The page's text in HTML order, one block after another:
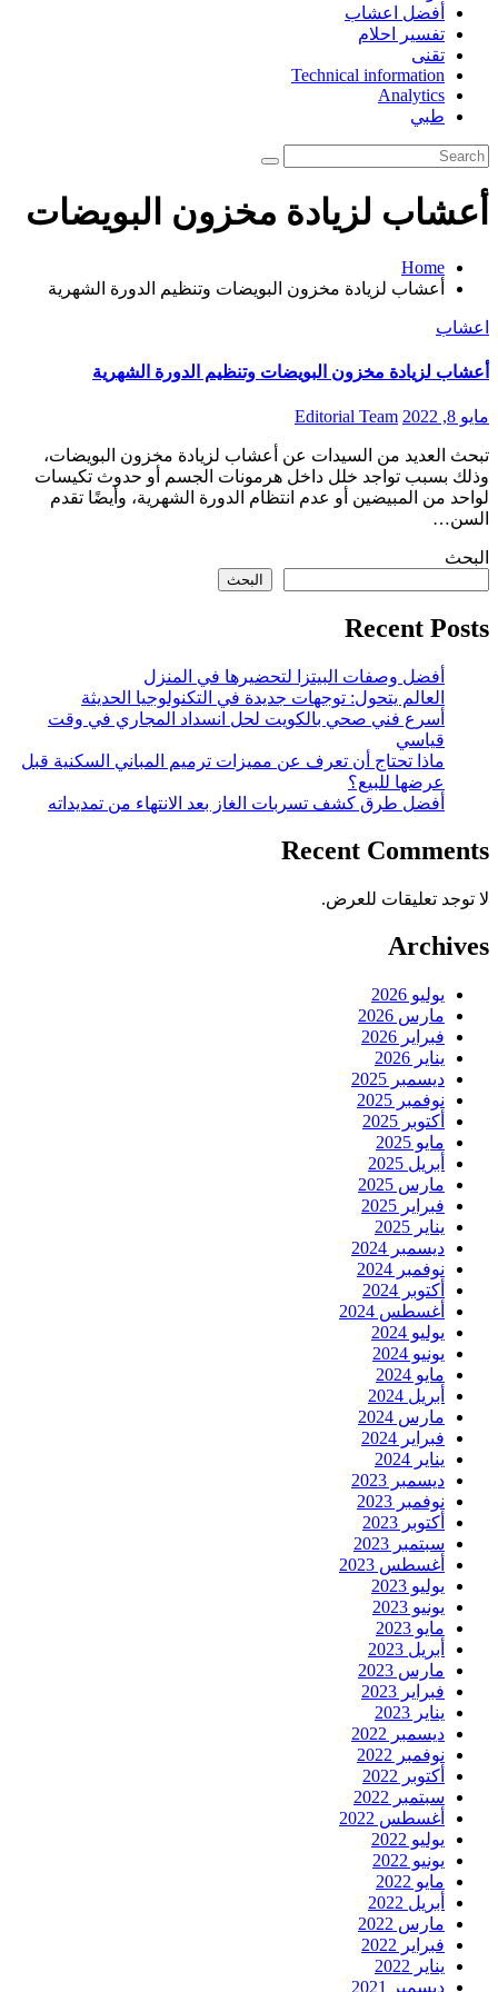
أفضل اعشاب
تفسير احلام
تقنى
Technical information
Analytics
طبي
أعشاب لزيادة مخزون البويضات
Home
أعشاب لزيادة مخزون البويضات وتنظيم الدورة الشهرية
اعشاب
أعشاب لزيادة مخزون البويضات وتنظيم الدورة الشهرية
مايو 8, 2022 Editorial Team
تبحث العديد من السيدات عن أعشاب لزيادة مخزون البويضات،
وذلك بسبب تواجد خلل داخل هرمونات الجسم أو حدوث تكيسات
لواحد من المبيضين أو عدم انتظام الدورة الشهرية، وأيضًا تقدم
السن…
البحث
البحث
Recent Posts
أفضل وصفات البيتزا لتحضيرها في المنزل
العالم يتحول: توجهات جديدة في التكنولوجيا الحديثة
أسرع فني صحي بالكويت لحل انسداد المجاري في وقت
قياسي
ماذا تحتاج أن تعرف عن مميزات ترميم المباني السكنية قبل
عرضها للبيع؟
أفضل طرق كشف تسربات الغاز بعد الانتهاء من تمديداته
Recent Comments
لا توجد تعليقات للعرض.
Archives
يوليو 2026
مارس 2026
فبراير 2026
يناير 2026
ديسمبر 2025
نوفمبر 2025
أكتوبر 2025
مايو 2025
أبريل 2025
مارس 2025
فبراير 2025
يناير 2025
ديسمبر 2024
نوفمبر 2024
أكتوبر 2024
أغسطس 2024
يوليو 2024
يونيو 2024
مايو 2024
أبريل 2024
مارس 2024
فبراير 2024
يناير 2024
ديسمبر 2023
نوفمبر 2023
أكتوبر 2023
سبتمبر 2023
أغسطس 2023
يوليو 2023
يونيو 2023
مايو 2023
أبريل 2023
مارس 2023
فبراير 2023
يناير 2023
ديسمبر 2022
نوفمبر 2022
أكتوبر 2022
سبتمبر 2022
أغسطس 2022
يوليو 2022
يونيو 2022
مايو 2022
أبريل 2022
مارس 2022
فبراير 2022
يناير 2022
ديسمبر 2021